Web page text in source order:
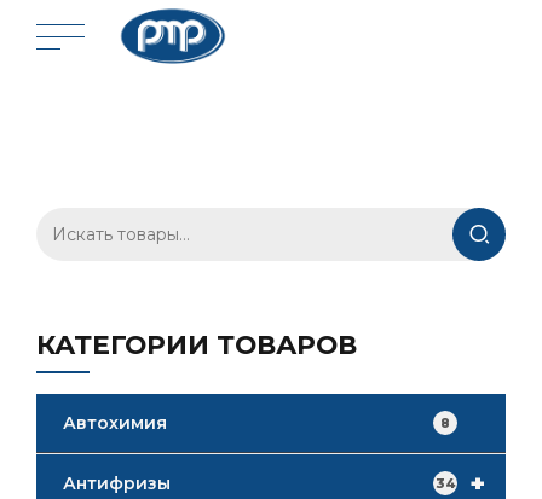
КАТЕГОРИИ ТОВАРОВ
Автохимия 8
+
Антифризы 34